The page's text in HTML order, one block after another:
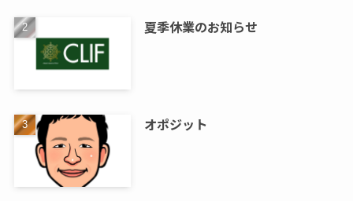
夏季休業のお知らせ
オポジット